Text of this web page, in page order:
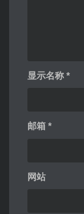
显示名称 *
邮箱 *
网站